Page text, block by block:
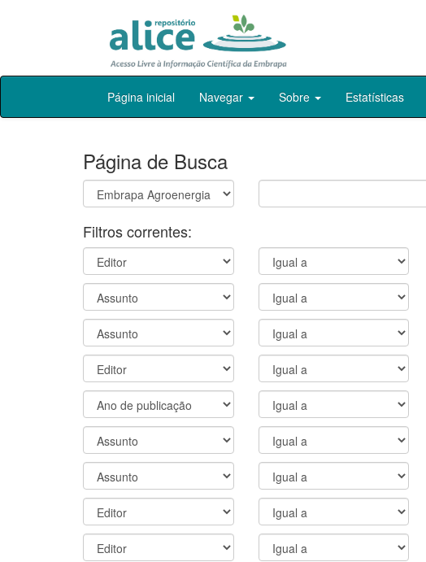
Skip
Página inicial Navegar Sobre Estatísticas
Página de Busca
Filtros correntes: